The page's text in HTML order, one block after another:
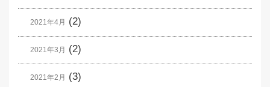
2021年4月 (2)
2021年3月 (2)
2021年2月 (3)